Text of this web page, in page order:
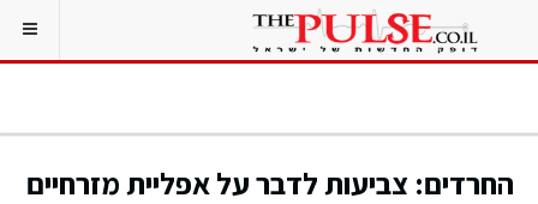
החרדים: צביעות לדבר על אפליית מזרחיים